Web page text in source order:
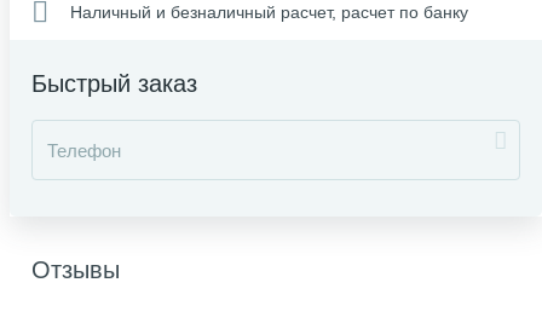
Наличный и безналичный расчет, расчет по банку
Быстрый заказ
Отзывы